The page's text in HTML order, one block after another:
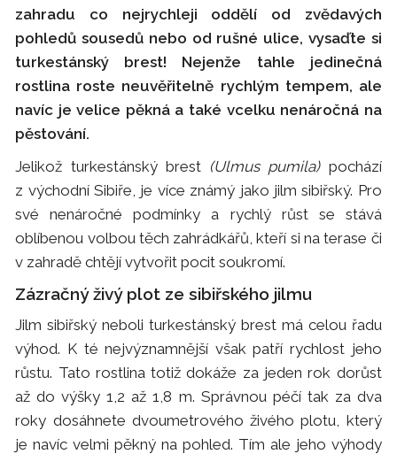
zahradu co nejrychleji oddělí od zvědavých
pohledů sousedů nebo od rušné ulice, vysaďte si
turkestánský brest! Nejenže tahle jedinečná
rostlina roste neuvěřitelně rychlým tempem, ale
navíc je velice pěkná a také vcelku nenáročná na
pěstování.
Jelikož turkestánský brest (Ulmus pumila)pochází
z východní Sibiře, je více známý jako jilm sibiřský. Pro
své nenáročné podmínky a rychlý růst se stává
oblíbenou volbou těch zahrádkářů, kteří si na terase či
v zahradě chtějí vytvořit pocit soukromí.
Zázračný živý plot ze sibiřského jilmu
Jilm sibiřský neboli turkestánský brest má celou řadu
výhod. K té nejvýznamnější však patří rychlost jeho
růstu. Tato rostlina totiž dokáže za jeden rok dorůst
až do výšky 1,2 až 1,8 m. Správnou péčí tak za dva
roky dosáhnete dvoumetrového živého plotu, který
je navíc velmi pěkný na pohled. Tím ale jeho výhody